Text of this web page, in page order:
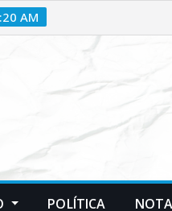
AM
POLÍTICA